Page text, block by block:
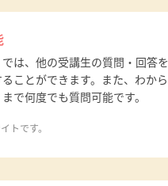
は、他の受講生の質問・回答を
ことができます。また、わから
で何度でも質問可能です。
トです。